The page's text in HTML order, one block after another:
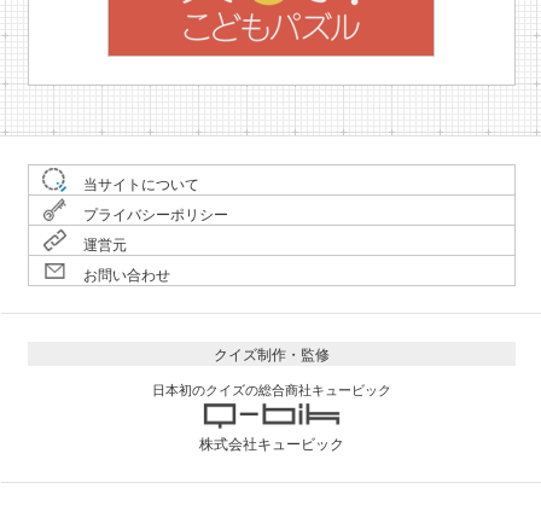
当サイトについて
プライバシーポリシー
運営元
お問い合わせ
クイズ制作・監修
日本初のクイズの総合商社キュービック
株式会社キュービック